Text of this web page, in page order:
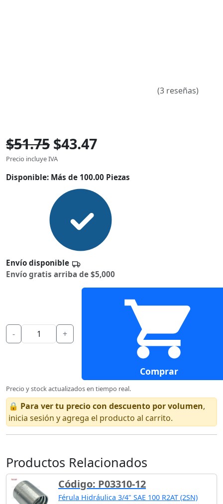
(3 reseñas)
$51.75 $43.47
Precio incluye IVA
Disponible: Más de 100.00 Piezas
Envío disponible
Envío gratis arriba de $5,000
- +
Comprar
Precio y stock actualizados en tiempo real.
🔒 Para ver tu precio con descuento por volumen,
inicia sesión y agrega el producto al carrito.
Productos Relacionados
Código: P03310-12
Férula Hidráulica 3/4" SAE 100 R2AT (2SN)